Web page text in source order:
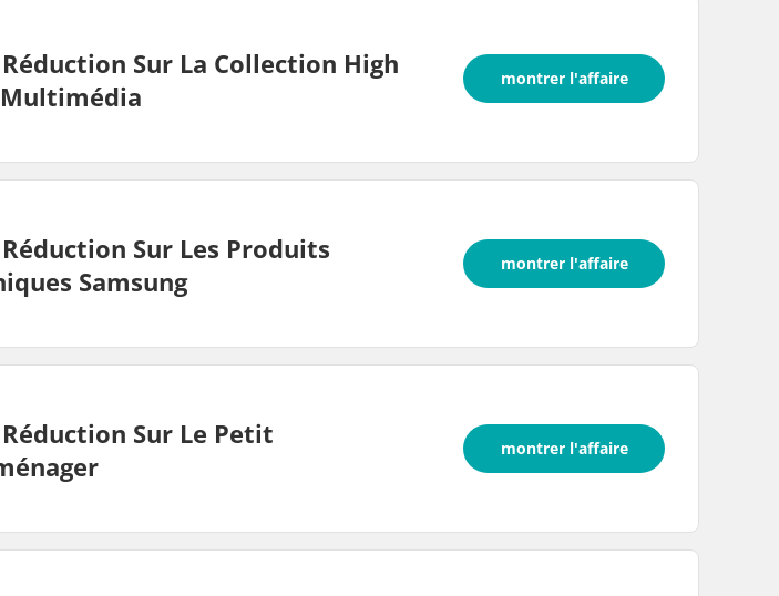
Sur La Collection High
montrer l'affaire
Sur Les Produits
Samsung
montrer l'affaire
Réduction Sur Le Petit
montrer l'affaire